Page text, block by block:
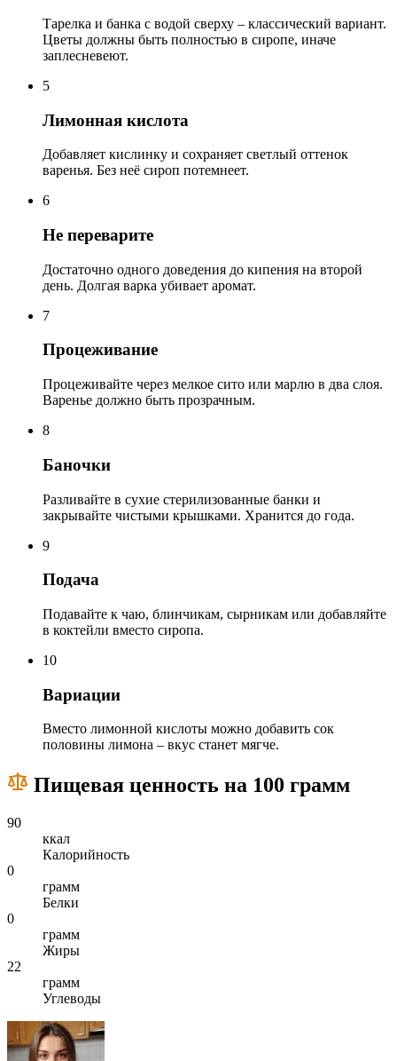
Тарелка и банка с водой сверху – классический вариант.
Цветы должны быть полностью в сиропе, иначе
заплесневеют.
5
Лимонная кислота
Добавляет кислинку и сохраняет светлый оттенок
варенья. Без неё сироп потемнеет.
6
Не переварите
Достаточно одного доведения до кипения на второй
день. Долгая варка убивает аромат.
7
Процеживание
Процеживайте через мелкое сито или марлю в два слоя.
Варенье должно быть прозрачным.
8
Баночки
Разливайте в сухие стерилизованные банки и
закрывайте чистыми крышками. Хранится до года.
9
Подача
Подавайте к чаю, блинчикам, сырникам или добавляйте
в коктейли вместо сиропа.
10
Вариации
Вместо лимонной кислоты можно добавить сок
половины лимона – вкус станет мягче.
Пищевая ценность на 100 грамм
90
ккал
Калорийность
0
грамм
Белки
0
грамм
Жиры
22
грамм
Углеводы